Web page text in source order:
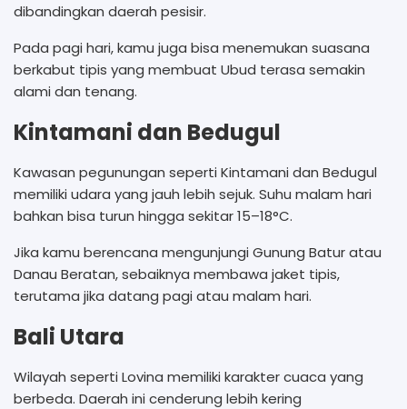
dibandingkan daerah pesisir.
Pada pagi hari, kamu juga bisa menemukan suasana
berkabut tipis yang membuat Ubud terasa semakin
alami dan tenang.
Kintamani dan Bedugul
Kawasan pegunungan seperti Kintamani dan Bedugul
memiliki udara yang jauh lebih sejuk. Suhu malam hari
bahkan bisa turun hingga sekitar 15–18°C.
Jika kamu berencana mengunjungi Gunung Batur atau
Danau Beratan, sebaiknya membawa jaket tipis,
terutama jika datang pagi atau malam hari.
Bali Utara
Wilayah seperti Lovina memiliki karakter cuaca yang
berbeda. Daerah ini cenderung lebih kering